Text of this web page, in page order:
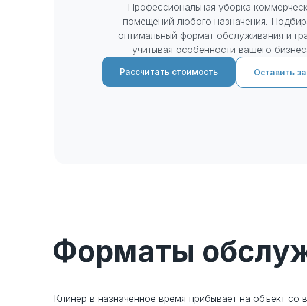
Профессиональная уборка
помещений любого назначения.
оптимальный формат обслуживания и
учитывая особенности вашего
Рассчитать стоимость Оставить
Клинер в назначенное время прибывает на объект
Клинер в назначенное время прибывает на объект со
Форматы